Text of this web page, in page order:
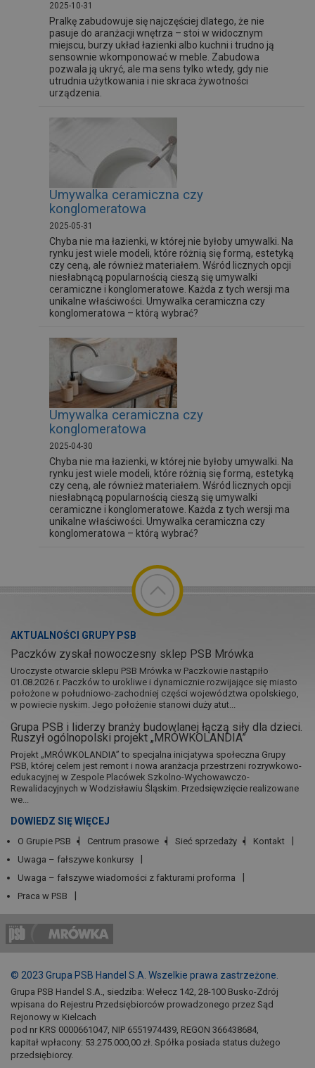
2025-10-31
Pralkę zabudowuje się najczęściej dlatego, że nie
pasuje do aranżacji wnętrza – stoi w widocznym
miejscu, burzy układ łazienki albo kuchni i trudno ją
sensownie wkomponować w meble. Zabudowa
pozwala ją ukryć, ale ma sens tylko wtedy, gdy nie
utrudnia użytkowania i nie skraca żywotności
urządzenia.
Umywalka ceramiczna czy
konglomeratowa
2025-05-31
Chyba nie ma łazienki, w której nie byłoby umywalki. Na
rynku jest wiele modeli, które różnią się formą, estetyką
czy ceną, ale również materiałem. Wśród licznych opcji
niesłabnącą popularnością cieszą się umywalki
ceramiczne i konglomeratowe. Każda z tych wersji ma
unikalne właściwości. Umywalka ceramiczna czy
konglomeratowa – którą wybrać?
Umywalka ceramiczna czy
konglomeratowa
2025-04-30
Chyba nie ma łazienki, w której nie byłoby umywalki. Na
rynku jest wiele modeli, które różnią się formą, estetyką
czy ceną, ale również materiałem. Wśród licznych opcji
niesłabnącą popularnością cieszą się umywalki
ceramiczne i konglomeratowe. Każda z tych wersji ma
unikalne właściwości. Umywalka ceramiczna czy
konglomeratowa – którą wybrać?
AKTUALNOŚCI GRUPY PSB
Paczków zyskał nowoczesny sklep PSB Mrówka
Uroczyste otwarcie sklepu PSB Mrówka w Paczkowie nastąpiło
01.08.2026 r. Paczków to urokliwe i dynamicznie rozwijające się miasto
położone w południowo-zachodniej części województwa opolskiego,
w powiecie nyskim. Jego położenie stanowi duży atut...
Grupa PSB i liderzy branży budowlanej łączą siły dla dzieci.
Ruszył ogólnopolski projekt „MRÓWKOLANDIA”
Projekt „MRÓWKOLANDIA” to specjalna inicjatywa społeczna Grupy
PSB, której celem jest remont i nowa aranżacja przestrzeni rozrywkowo-
edukacyjnej w Zespole Placówek Szkolno-Wychowawczo-
Rewalidacyjnych w Wodzisławiu Śląskim. Przedsięwzięcie realizowane
we...
DOWIEDZ SIĘ WIĘCEJ
O Grupie PSB Centrum prasowe Sieć sprzedaży
Kontakt
Uwaga – fałszywe konkursy
Uwaga – fałszywe wiadomości z fakturami proforma
Praca w PSB
© 2023 Grupa PSB Handel S.A. Wszelkie prawa zastrzeżone.
Grupa PSB Handel S.A., siedziba: Wełecz 142, 28-100 Busko-Zdrój
wpisana do Rejestru Przedsiębiorców prowadzonego przez Sąd
Rejonowy w Kielcach
pod nr KRS 0000661047, NIP 6551974439, REGON 366438684,
kapitał wpłacony: 53.275.000,00 zł. Spółka posiada status dużego
przedsiębiorcy.